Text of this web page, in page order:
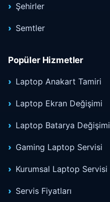
Şehirler
Semtler
Popüler Hizmetler
Laptop Anakart Tamiri
Laptop Ekran Değişimi
Laptop Batarya Değişimi
Gaming Laptop Servisi
Kurumsal Laptop Servisi
Servis Fiyatları